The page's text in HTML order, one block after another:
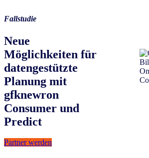
Fallstudie
Neue
Möglichkeiten für
datengestützte
Planung mit
gfknewron
Consumer und
Predict
Partner werden